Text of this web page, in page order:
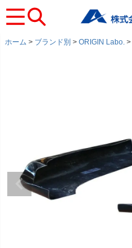
ホーム ブランド別 ORIGIN Labo.